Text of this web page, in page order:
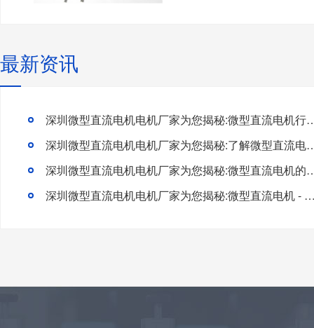
最新资讯
深圳微型直流电机电机厂家为您
深圳微型直流电机电机厂家为您揭
深圳微型直流电机电机厂家为
深圳微型直流电机电机厂家为您揭秘:微型直